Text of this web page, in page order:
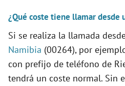
¿Qué coste tiene llamar
Si se realiza la llamada
Namibia (00264), por
con prefijo de teléfono de
tendrá un coste normal. Sin